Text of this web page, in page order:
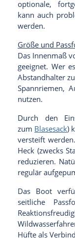
optionale,
kann auch
werden.
Größe und
Das Innenmaß
geeignet. Wer
Abstandhalter
Spannriemen,
nutzen.
Durch den
zum Blasesack)
versteift
Heck (zwecks
reduzieren.
regulär
Das Boot
seitliche
Hüfte als